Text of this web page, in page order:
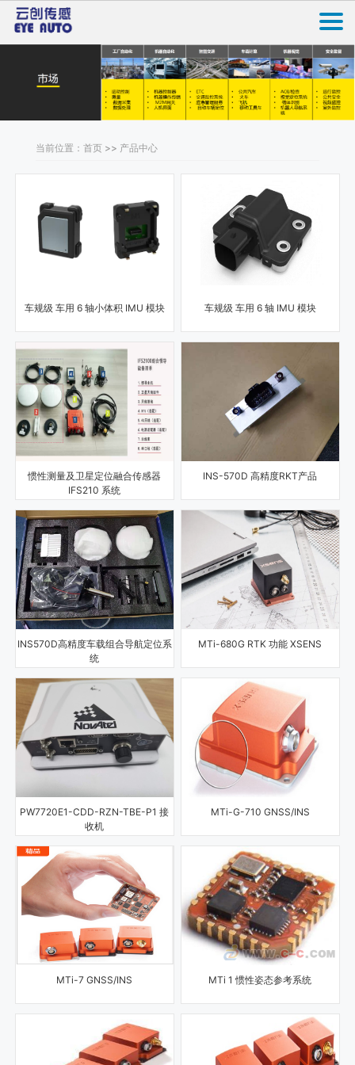
当前位置：首页 >> 产品中心
车规级 车用 6 轴小体积 IMU 模块 车规级 车用 6 轴 IMU 模块
惯性测量及卫星定位融合传感器
IFS210 系统
INS-570D 高精度RKT产品
INS570D高精度车载组合导航定位系
统
MTi-680G RTK 功能 XSENS
PW7720E1-CDD-RZN-TBE-P1 接
收机
MTi-G-710 GNSS/INS
MTi-7 GNSS/INS MTi 1 惯性姿态参考系统